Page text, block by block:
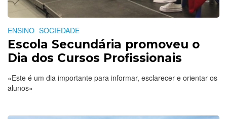
ENSINO SOCIEDADE
Escola Secundária promoveu o
Dia dos Cursos Profissionais
«Este é um dia importante para informar, esclarecer e orientar os
alunos»